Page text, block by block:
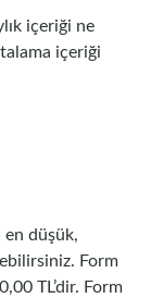
içeriği ne
içeriği
en düşük,
Form
TL’dir. Form